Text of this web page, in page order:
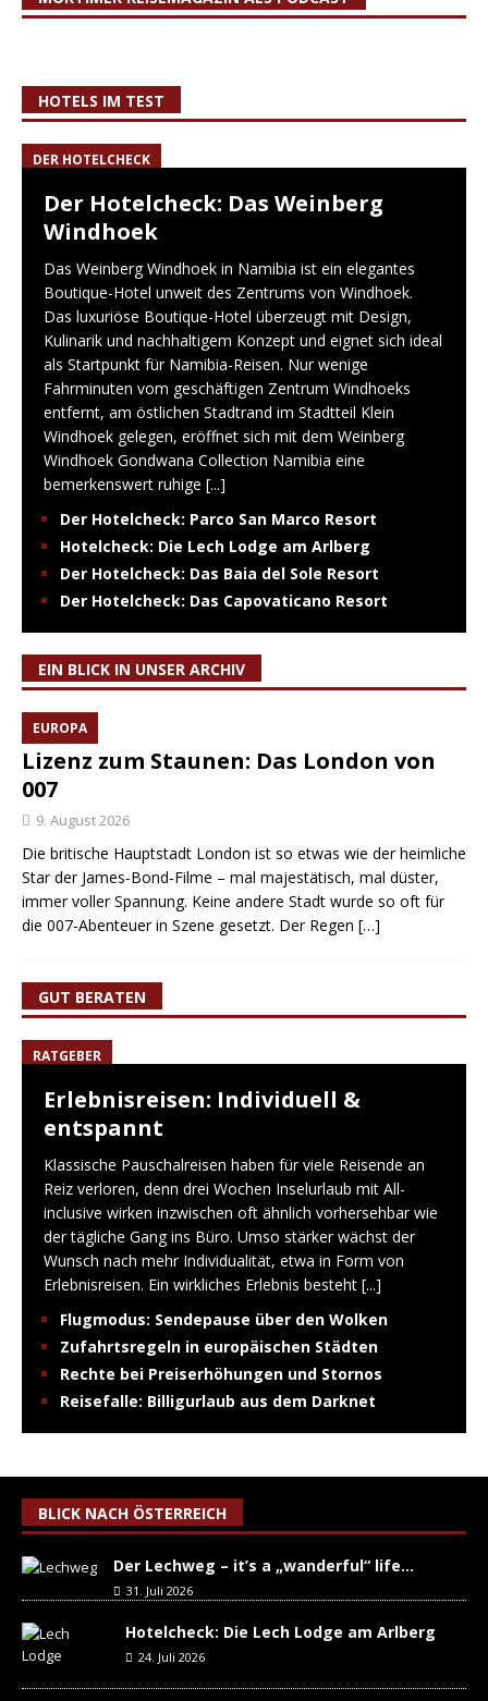
HOTELS IM TEST
DER HOTELCHECK
Der Hotelcheck: Das Weinberg
Windhoek
Das Weinberg Windhoek in Namibia ist ein elegantes
Boutique-Hotel unweit des Zentrums von Windhoek.
Das luxuriöse Boutique-Hotel überzeugt mit Design,
Kulinarik und nachhaltigem Konzept und eignet sich ideal
als Startpunkt für Namibia-Reisen. Nur wenige
Fahrminuten vom geschäftigen Zentrum Windhoeks
entfernt, am östlichen Stadtrand im Stadtteil Klein
Windhoek gelegen, eröffnet sich mit dem Weinberg
Windhoek Gondwana Collection Namibia eine
bemerkenswert ruhige [...]
Der Hotelcheck: Parco San Marco Resort
Hotelcheck: Die Lech Lodge am Arlberg
Der Hotelcheck: Das Baia del Sole Resort
Der Hotelcheck: Das Capovaticano Resort
EIN BLICK IN UNSER ARCHIV
EUROPA
Lizenz zum Staunen: Das London von
007
9. August 2026
Die britische Hauptstadt London ist so etwas wie der heimliche
Star der James‑Bond‑Filme – mal majestätisch, mal düster,
immer voller Spannung. Keine andere Stadt wurde so oft für
die 007-Abenteuer in Szene gesetzt. Der Regen […]
GUT BERATEN
RATGEBER
Erlebnisreisen: Individuell &
entspannt
Klassische Pauschalreisen haben für viele Reisende an
Reiz verloren, denn drei Wochen Inselurlaub mit All-
inclusive wirken inzwischen oft ähnlich vorhersehbar wie
der tägliche Gang ins Büro. Umso stärker wächst der
Wunsch nach mehr Individualität, etwa in Form von
Erlebnisreisen. Ein wirkliches Erlebnis besteht [...]
Flugmodus: Sendepause über den Wolken
Zufahrtsregeln in europäischen Städten
Rechte bei Preiserhöhungen und Stornos
Reisefalle: Billigurlaub aus dem Darknet
BLICK NACH ÖSTERREICH
Der Lechweg – it’s a „wanderful“ life…
31. Juli 2026
Hotelcheck: Die Lech Lodge am Arlberg
24. Juli 2026